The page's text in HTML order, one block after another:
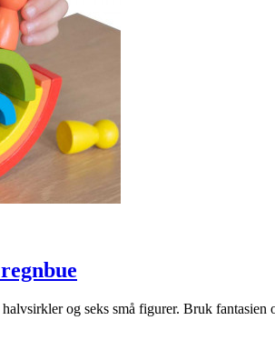
og seks små figurer. Bruk